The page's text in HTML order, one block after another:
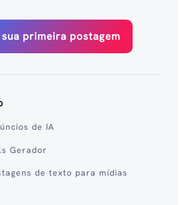
primeira postagem
de IA
Gerador
de texto para mídias